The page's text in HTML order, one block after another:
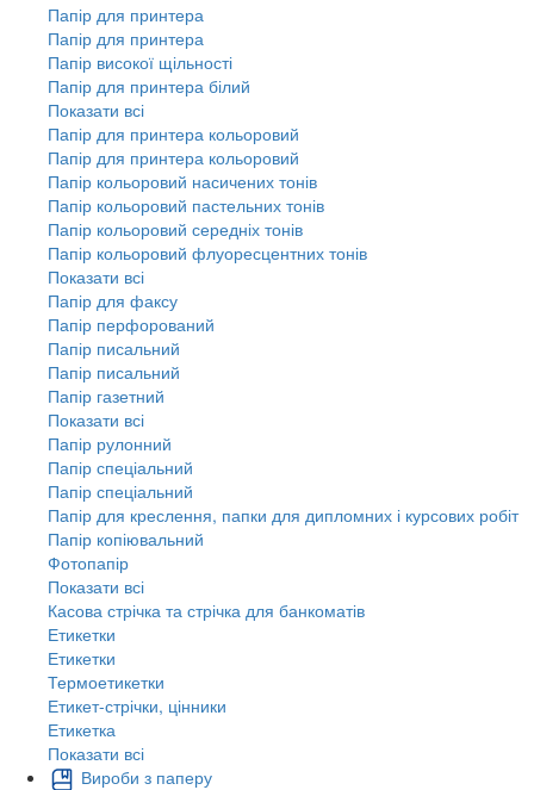
Папір для принтера
Папір для принтера
Папір високої щільності
Папір для принтера білий
Показати всі
Папір для принтера кольоровий
Папір для принтера кольоровий
Папір кольоровий насичених тонів
Папір кольоровий пастельних тонів
Папір кольоровий середніх тонів
Папір кольоровий флуоресцентних тонів
Показати всі
Папір для факсу
Папір перфорований
Папір писальний
Папір писальний
Папір газетний
Показати всі
Папір рулонний
Папір спеціальний
Папір спеціальний
Папір для креслення, папки для дипломних і курсових робіт
Папір копіювальний
Фотопапір
Показати всі
Касова стрічка та стрічка для банкоматів
Етикетки
Етикетки
Термоетикетки
Етикет-стрічки, цінники
Етикетка
Показати всі
Вироби з паперу